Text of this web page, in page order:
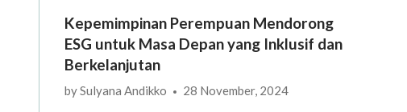
Kepemimpinan Perempuan Mendorong
ESG untuk Masa Depan yang Inklusif dan
Berkelanjutan
bySulyana Andikko 28 November, 2024